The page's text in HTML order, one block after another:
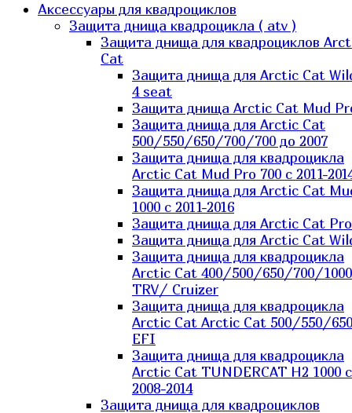
Аксессуары для квадроциклов
Защита днища квадроцикла ( atv )
Защита днища для квадроциклов
Cat
Защита днища для Arctic Cat
4 seat
Защита днища Arctic Cat Mud
Защита днища для Arctic Cat
500/550/650/700/700 до 2007
Защита днища для квадроцикла
Arctic Cat Mud Pro 700 с 2011-
Защита днища для Arctic Cat
1000 c 2011-2016
Защита днища для Arctic Cat
Защита днища для Arctic Cat
Защита днища для квадроцикла
Arctic Cat 400/500/650/700/1000
TRV/ Cruizer
Защита днища для квадроцикла
Arctic Cat Arctic Cat 500/550/
EFI
Защита днища для квадроцикла
Arctic Cat TUNDERCAT H2 1000 c
2008-2014
Защита днища для квадроциклов